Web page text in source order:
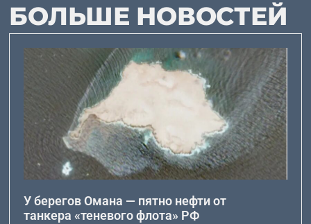
БОЛЬШЕ НОВОСТЕЙ
У берегов Омана — пятно нефти от
танкера «теневого флота» РФ